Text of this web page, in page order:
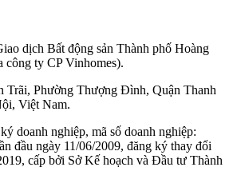
dịch Bất động sản Thành phố Hoàng
công ty CP Vinhomes).
Trãi, Phường Thượng Đình, Quận Thanh
Việt Nam.
doanh nghiệp, mã số doanh nghiệp:
đầu ngày 11/06/2009, đăng ký thay đổi
cấp bởi Sở Kế hoạch và Đầu tư Thành